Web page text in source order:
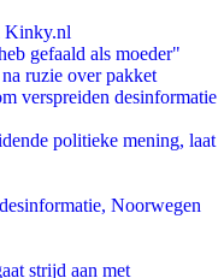
Kinky.nl
gefaald als moeder"
ruzie over pakket
verspreiden desinformatie
politieke mening, laat
Noorwegen
strijd aan met